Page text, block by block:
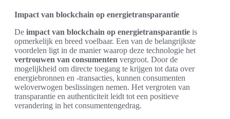
Impact van blockchain op energietransparantie
De impact van blockchain op energietransparantie is
opmerkelijk en breed voelbaar. Een van de belangrijkste
voordelen ligt in de manier waarop deze technologie het
vertrouwen van consumenten vergroot. Door de
mogelijkheid om directe toegang te krijgen tot data over
energiebronnen en -transacties, kunnen consumenten
weloverwogen beslissingen nemen. Het vergroten van
transparantie en authenticiteit leidt tot een positieve
verandering in het consumentengedrag.